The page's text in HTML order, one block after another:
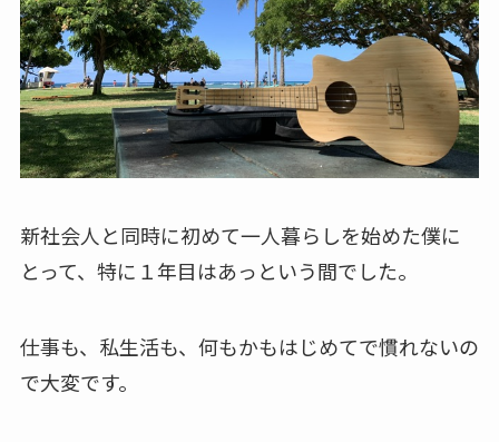
新社会人と同時に初めて一人暮らしを始めた僕に
とって、特に１年目はあっという間でした。
仕事も、私生活も、何もかもはじめてで慣れないの
で大変です。